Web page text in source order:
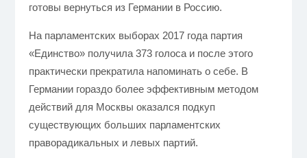
готовы вернуться из Германии в Россию.
На парламентских выборах 2017 года партия
«Единство» получила 373 голоса и после этого
практически прекратила напоминать о себе. В
Германии гораздо более эффективным методом
действий для Москвы оказался подкуп
существующих больших парламентских
праворадикальных и левых партий.